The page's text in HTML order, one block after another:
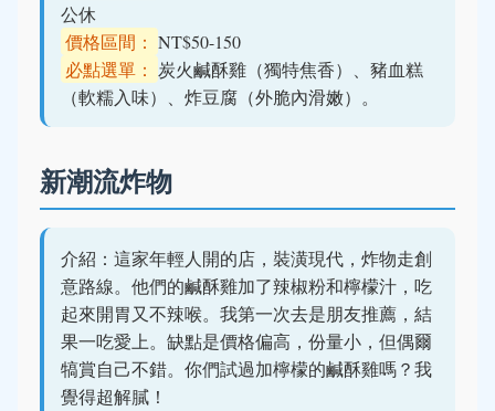
公休
價格區間： NT$50-150
必點選單： 炭火鹹酥雞（獨特焦香）、豬血糕
（軟糯入味）、炸豆腐（外脆內滑嫩）。
新潮流炸物
介紹：這家年輕人開的店，裝潢現代，炸物走創
意路線。他們的鹹酥雞加了辣椒粉和檸檬汁，吃
起來開胃又不辣喉。我第一次去是朋友推薦，結
果一吃愛上。缺點是價格偏高，份量小，但偶爾
犒賞自己不錯。你們試過加檸檬的鹹酥雞嗎？我
覺得超解膩！